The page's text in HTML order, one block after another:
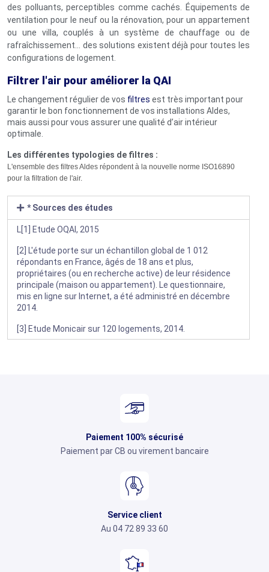
des polluants, perceptibles comme cachés. Équipements de
ventilation pour le neuf ou la rénovation, pour un appartement
ou une villa, couplés à un système de chauffage ou de
rafraîchissement… des solutions existent déjà pour toutes les
configurations de logement.
Filtrer l'air pour améliorer la QAI
Le changement régulier de vos filtres est très important pour
garantir le bon fonctionnement de vos installations Aldes,
mais aussi pour vous assurer une qualité d’air intérieur
optimale.
Les différentes typologies de filtres :
L'ensemble des filtres Aldes répondent à la nouvelle norme ISO16890
pour la filtration de l'air.
* Sources des études
L[1] Etude OQAI, 2015
[2] L'étude porte sur un échantillon global de 1 012
répondants en France, âgés de 18 ans et plus,
propriétaires (ou en recherche active) de leur résidence
principale (maison ou appartement). Le questionnaire,
mis en ligne sur Internet, a été administré en décembre
2014.
[3] Etude Monicair sur 120 logements, 2014.
Paiement 100% sécurisé
Paiement par CB ou virement bancaire
Service client
Au 04 72 89 33 60